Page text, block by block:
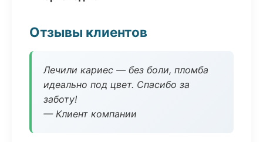
Отзывы клиентов
Лечили кариес — без боли, пломба
идеально под цвет. Спасибо за
заботу!
— Клиент компании